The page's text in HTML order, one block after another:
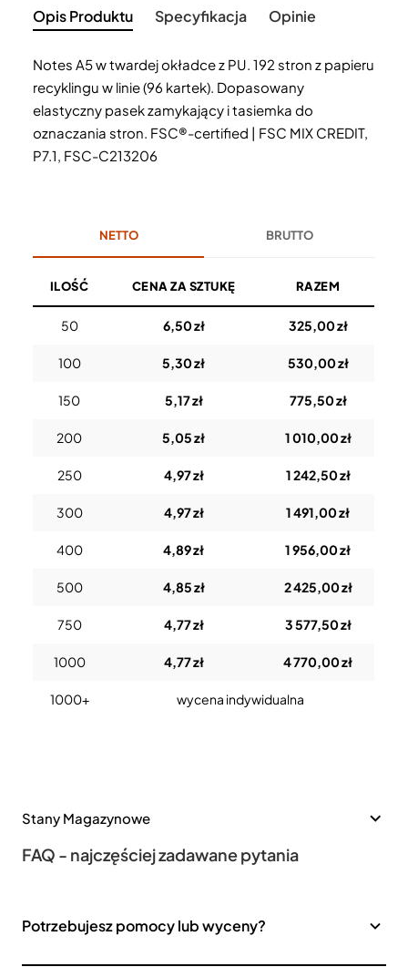
Opis Produktu Specyfikacja Opinie
Notes A5 w twardej okładce z PU. 192 stron z papieru
recyklingu w linie (96 kartek). Dopasowany
elastyczny pasek zamykający i tasiemka do
oznaczania stron. FSC®-certified | FSC MIX CREDIT,
P7.1, FSC-C213206
NETTO BRUTTO
ILOŚĆ CENA ZA SZTUKĘ RAZEM
50 6,50 zł 325,00 zł
100 5,30 zł 530,00 zł
150 5,17 zł 775,50 zł
200 5,05 zł 1 010,00 zł
250 4,97 zł 1 242,50 zł
300 4,97 zł 1 491,00 zł
400 4,89 zł 1 956,00 zł
500 4,85 zł 2 425,00 zł
750 4,77 zł 3 577,50 zł
1000 4,77 zł 4 770,00 zł
1000+ wycena indywidualna
Stany Magazynowe
FAQ - najczęściej zadawane pytania
Potrzebujesz pomocy lub wyceny?